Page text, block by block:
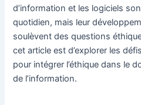
d’information et les logiciels
quotidien, mais leur
soulèvent des questions
cet article est d’explorer les
pour intégrer l’éthique dans le
de l’information.